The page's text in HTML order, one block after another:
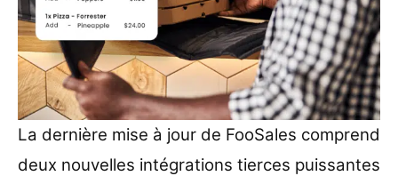
La dernière mise à jour de FooSales comprend
deux nouvelles intégrations tierces puissantes